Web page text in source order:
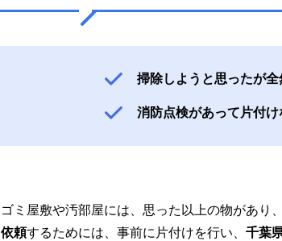
掃除しようと思ったが
消防点検があって片付
ゴミ屋敷や汚部屋には、思った以上の物があり
依頼するためには、事前に片付けを行い、千葉